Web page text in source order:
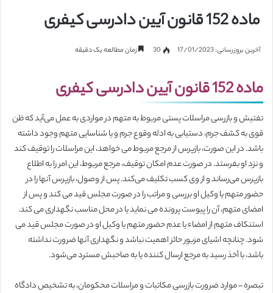
ماده 152 قانون آیین دادرسی کیفری
آخرین بروزرسانی: 17/01/2023 30 زمان مطالعه یک دقیقه
ماده 152 قانون آیین دادرسی کیفری
تفتیش و بازرسی مراسلات پستی مربوط به متهم در مواردی به عمل می‌آید که ظن
قوی به کشف جرم، دستیابی به ادله وقوع جرم و یا شناسایی متهم وجود داشته
باشد. در این صورت، بازپرس از مرجع مربوط می‏ خواهد، این مراسلات را توقیف کند
و نزد او بفرستد. در صورت عدم امکان توقیف، مرجع مربوط، این امر را به اطلاع
بازپرس می‌رساند و از وی کسب تکلیف می‌کند. پس از وصول، بازپرس آنها را در
حضور متهم یا وکیل او بررسی و مراتب را در صورت مجلس قید می کند و پس از
امضای متهم، آن را پیوست پرونده می نماید یا در محل مناسب نگهداری می کند.
استنکاف متهم از امضاء یا عدم حضور متهم یا وکیل او در صورت مجلس قید می
شود. چنانچه اشیای مزبور حائز اهمیت نباشد و نگهداری آنها ضرورت نداشته
باشد، با أخذ رسید به مرجع ارسال کننده یا به صاحبش مسترد می‌شود.
تبصره – موارد ضرورت بازرسی مکاتبات و مراسلات محکومان، به تشخیص دادگاه